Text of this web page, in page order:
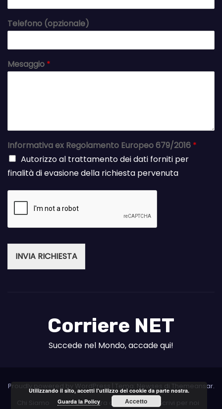
Telefono (opzionale)
Mesaggio *
Informativa ex Regolamento Europeo 679/2016 *
Autorizzo al trattamento dei dati forniti per
finalità di evasione della richiesta pervenuta
INVIA RICHIESTA
Corriere NET
Succede nel Mondo, accade qui!
Proudly powered by WordPress | Tema: Newses di Themeansar.
Chi Siamo
Collabora con noi Scrivi per noi
Utilizzando il sito, accetti l'utilizzo dei cookie da parte nostra.
Guarda la Policy
Accetto